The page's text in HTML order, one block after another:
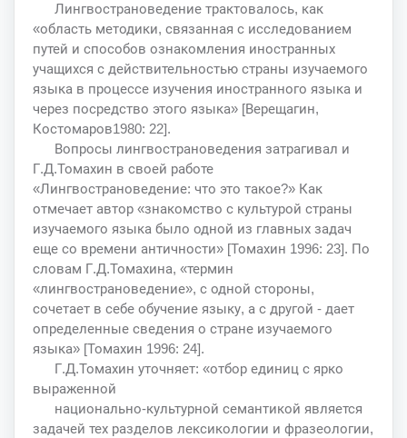
Лингвострановедение трактовалось, как
«область методики, связанная с исследованием
путей и способов ознакомления иностранных
учащихся с действительностью страны изучаемого
языка в процессе изучения иностранного языка и
через посредство этого языка» [Верещагин,
Костомаров1980: 22].
Вопросы лингвострановедения затрагивал и
Г.Д.Томахин в своей работе
«Лингвострановедение: что это такое?» Как
отмечает автор «знакомство с культурой страны
изучаемого языка было одной из главных задач
еще со времени античности» [Томахин 1996: 23]. По
словам Г.Д.Томахина, «термин
«лингвострановедение», с одной стороны,
сочетает в себе обучение языку, а с другой - дает
определенные сведения о стране изучаемого
языка» [Томахин 1996: 24].
Г.Д.Томахин уточняет: «отбор единиц с ярко
выраженной
национально-культурной семантикой является
задачей тех разделов лексикологии и фразеологии,